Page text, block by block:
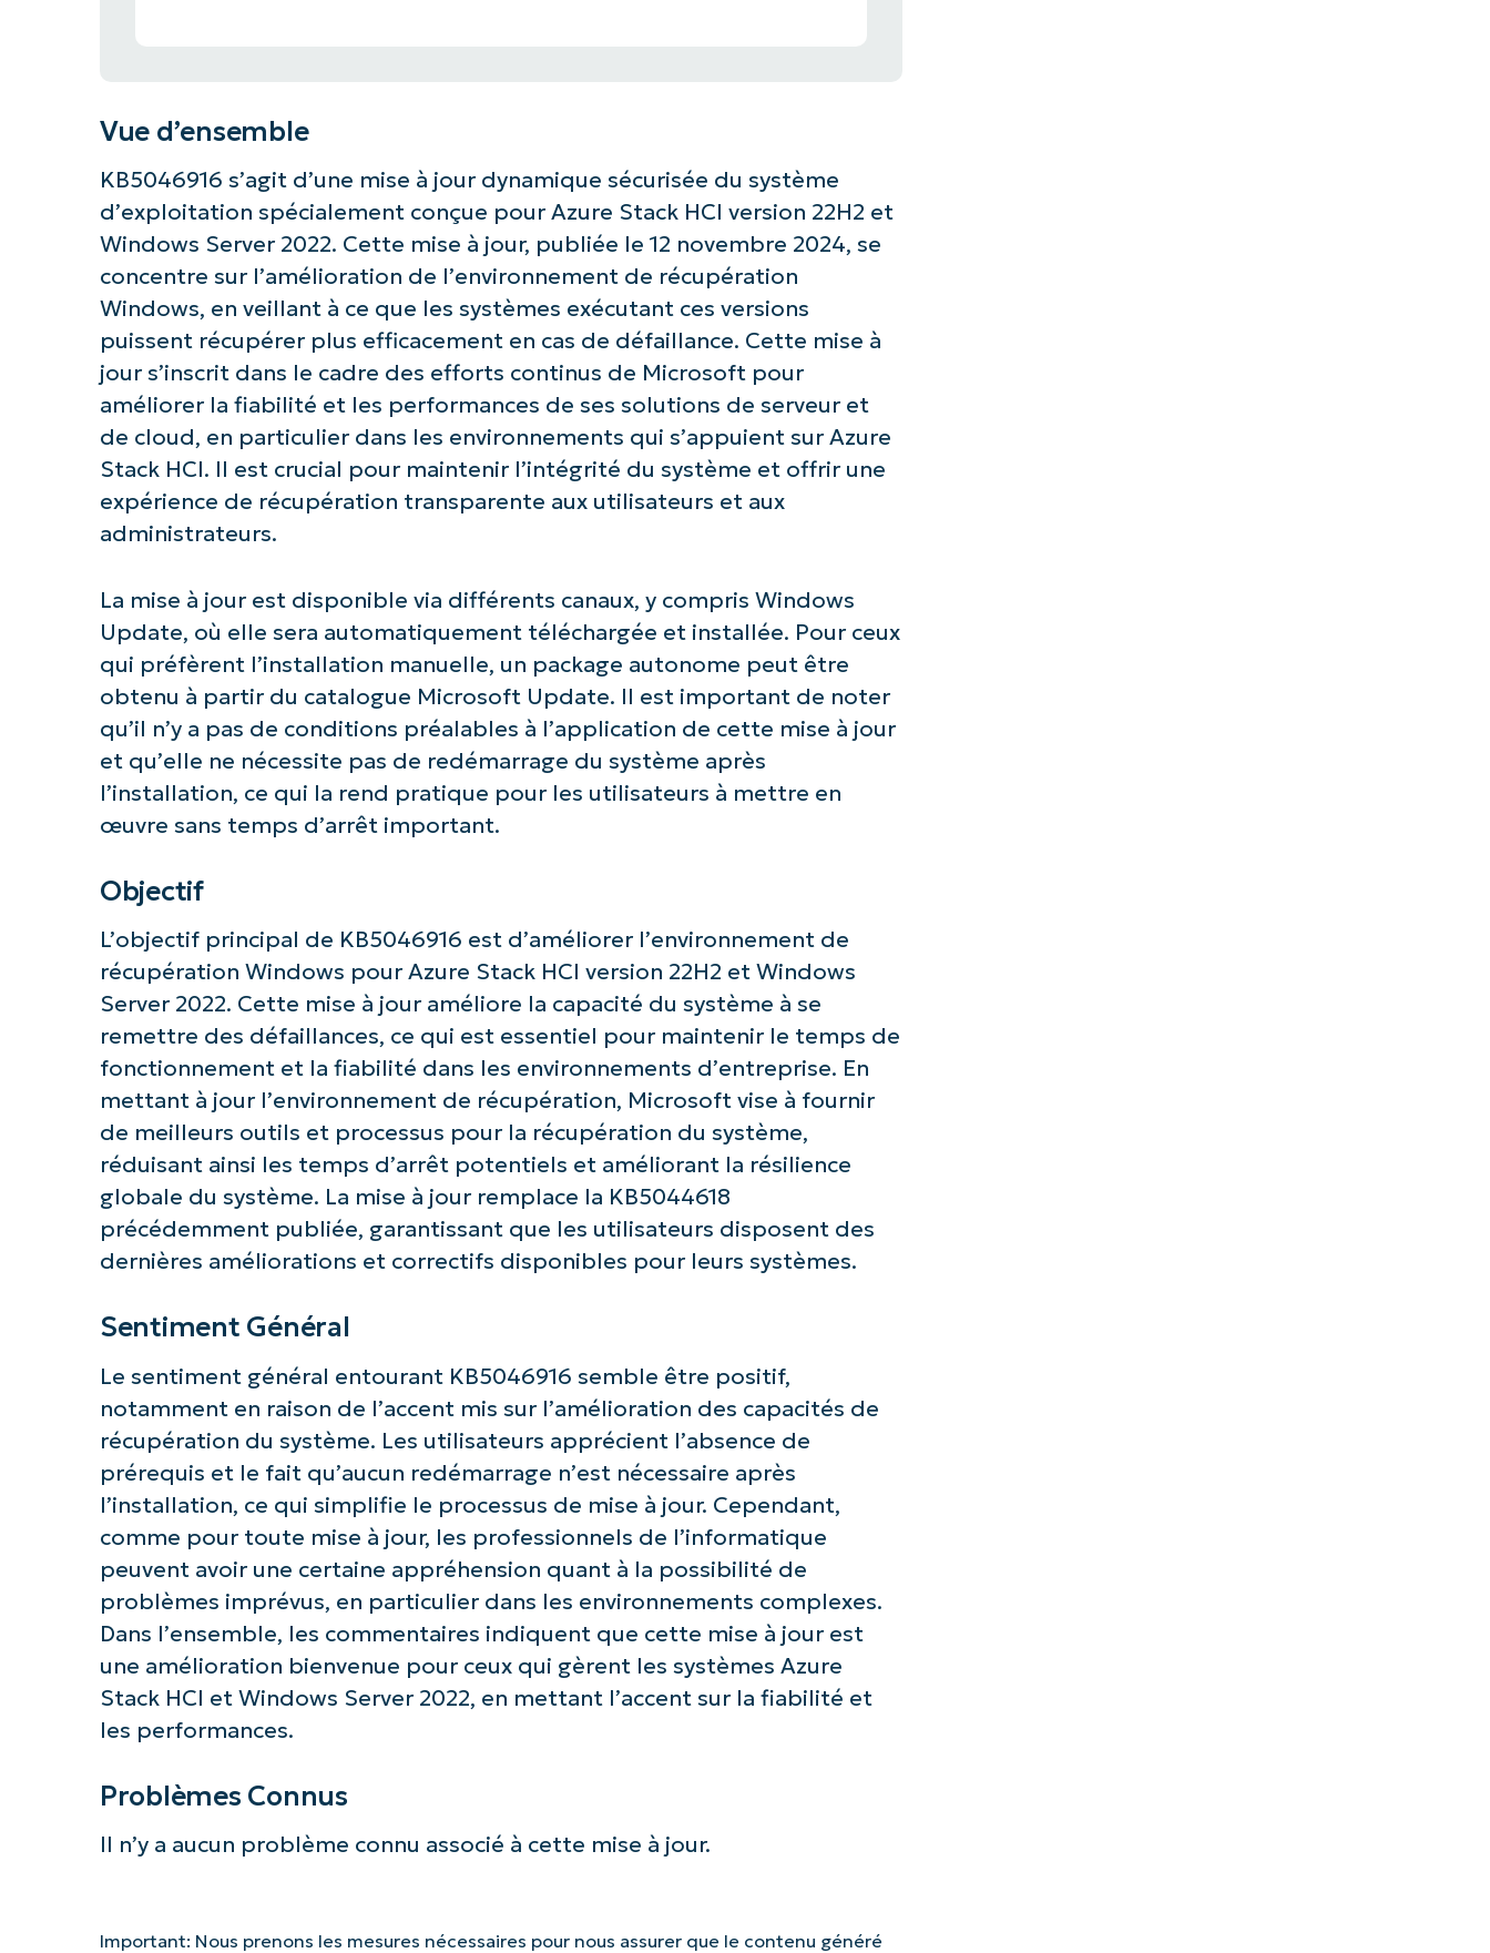
Vue d’ensemble
KB5046916 s’agit d’une mise à jour dynamique sécurisée du système
d’exploitation spécialement conçue pour Azure Stack HCI version 22H2 et
Windows Server 2022. Cette mise à jour, publiée le 12 novembre 2024, se
concentre sur l’amélioration de l’environnement de récupération
Windows, en veillant à ce que les systèmes exécutant ces versions
puissent récupérer plus efficacement en cas de défaillance. Cette mise à
jour s’inscrit dans le cadre des efforts continus de Microsoft pour
améliorer la fiabilité et les performances de ses solutions de serveur et
de cloud, en particulier dans les environnements qui s’appuient sur Azure
Stack HCI. Il est crucial pour maintenir l’intégrité du système et offrir une
expérience de récupération transparente aux utilisateurs et aux
administrateurs.
La mise à jour est disponible via différents canaux, y compris Windows
Update, où elle sera automatiquement téléchargée et installée. Pour ceux
qui préfèrent l’installation manuelle, un package autonome peut être
obtenu à partir du catalogue Microsoft Update. Il est important de noter
qu’il n’y a pas de conditions préalables à l’application de cette mise à jour
et qu’elle ne nécessite pas de redémarrage du système après
l’installation, ce qui la rend pratique pour les utilisateurs à mettre en
œuvre sans temps d’arrêt important.
Objectif
L’objectif principal de KB5046916 est d’améliorer l’environnement de
récupération Windows pour Azure Stack HCI version 22H2 et Windows
Server 2022. Cette mise à jour améliore la capacité du système à se
remettre des défaillances, ce qui est essentiel pour maintenir le temps de
fonctionnement et la fiabilité dans les environnements d’entreprise. En
mettant à jour l’environnement de récupération, Microsoft vise à fournir
de meilleurs outils et processus pour la récupération du système,
réduisant ainsi les temps d’arrêt potentiels et améliorant la résilience
globale du système. La mise à jour remplace la KB5044618
précédemment publiée, garantissant que les utilisateurs disposent des
dernières améliorations et correctifs disponibles pour leurs systèmes.
Sentiment Général
Le sentiment général entourant KB5046916 semble être positif,
notamment en raison de l’accent mis sur l’amélioration des capacités de
récupération du système. Les utilisateurs apprécient l’absence de
prérequis et le fait qu’aucun redémarrage n’est nécessaire après
l’installation, ce qui simplifie le processus de mise à jour. Cependant,
comme pour toute mise à jour, les professionnels de l’informatique
peuvent avoir une certaine appréhension quant à la possibilité de
problèmes imprévus, en particulier dans les environnements complexes.
Dans l’ensemble, les commentaires indiquent que cette mise à jour est
une amélioration bienvenue pour ceux qui gèrent les systèmes Azure
Stack HCI et Windows Server 2022, en mettant l’accent sur la fiabilité et
les performances.
Problèmes Connus
Il n’y a aucun problème connu associé à cette mise à jour.
Important: Nous prenons les mesures nécessaires pour nous assurer que le contenu généré
Commencez avec les analyses de KB pilotées par l'IA de
and
name*
Business
email*
Phone
number*
Pays
name*